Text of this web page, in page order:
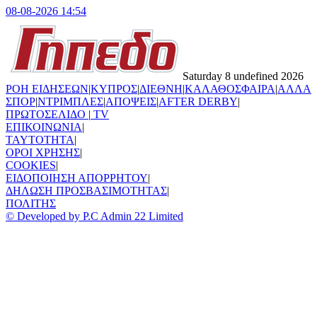
08-08-2026 14:54
Saturday 8 undefined 2026
ΡΟΗ ΕΙΔΗΣΕΩΝ|ΚΥΠΡΟΣ|ΔΙΕΘΝΗ|ΚΑΛΑΘΟΣΦΑΙΡΑ|ΑΛΛΑ
ΣΠΟΡ|ΝΤΡΙΜΠΛΕΣ|ΑΠΟΨΕΙΣ|AFTER DERBY|
ΠΡΩΤΟΣΕΛΙΔΟ | TV
ΕΠΙΚΟΙΝΩΝΙΑ|
TAYTOTHTA|
ΟΡΟΙ ΧΡΗΣΗΣ|
COOKIES|
ΕΙΔΟΠΟΙΗΣΗ ΑΠΟΡΡΗΤΟΥ|
ΔΗΛΩΣΗ ΠΡΟΣΒΑΣΙΜΟΤΗΤΑΣ|
ΠΟΛΙΤΗΣ
© Developed by P.C Admin 22 Limited